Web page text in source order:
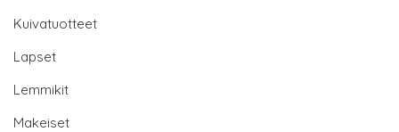
Kuivatuotteet
Lapset
Lemmikit
Makeiset